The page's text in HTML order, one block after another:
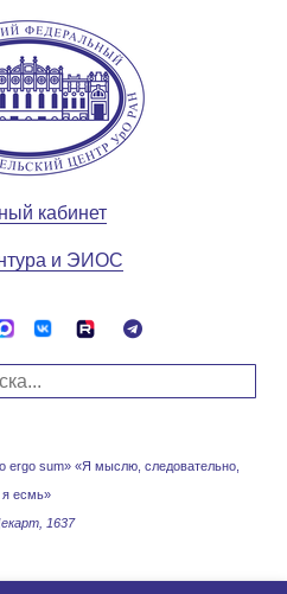
ergo sum» «Я мыслю, следовательно,
я есмь»
1637
кабинет
и ЭИОС